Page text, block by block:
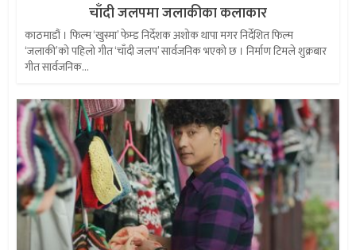
चाँदी जलपमा जलाकीका कलाकार
काठमाडौं । फिल्म ‘खुस्मा’ फेम्ड निर्देशक अशोक थापा मगर निर्देशित फिल्म
‘जलाकी’को पहिलो गीत ‘चाँदी जलप’ सार्वजनिक भएको छ । निर्माण टिमले शुक्रबार
गीत सार्वजनिक...